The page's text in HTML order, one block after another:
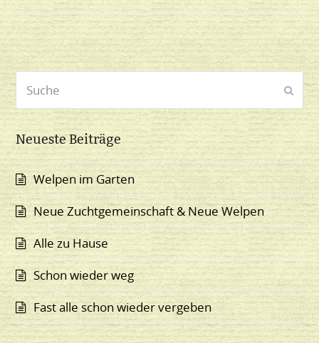
Neueste Beiträge
Welpen im Garten
Neue Zuchtgemeinschaft & Neue Welpen
Alle zu Hause
Schon wieder weg
Fast alle schon wieder vergeben